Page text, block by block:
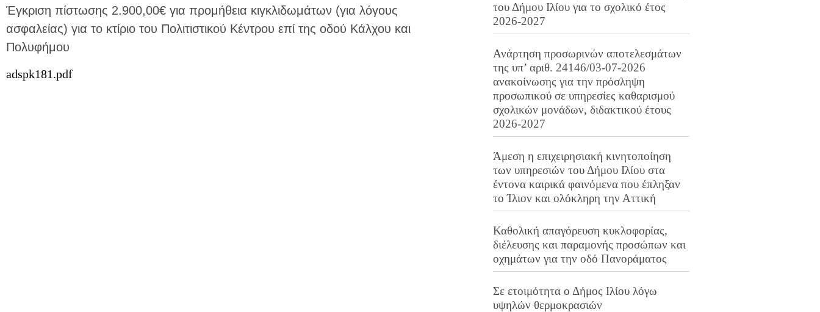
Έγκριση πίστωσης 2.900,00€ για προμήθεια κιγκλιδωμάτων (για λόγους
ασφαλείας) για το κτίριο του Πολιτιστικού Κέντρου επί της οδού Κάλχου και
Πολυφήμου
adspk181.pdf
του Δήμου Ιλίου για το σχολικό έτος
2026-2027
Ανάρτηση προσωρινών αποτελεσμάτων
της υπ’ αριθ. 24146/03-07-2026
ανακοίνωσης για την πρόσληψη
προσωπικού σε υπηρεσίες καθαρισμού
σχολικών μονάδων, διδακτικού έτους
2026-2027
Άμεση η επιχειρησιακή κινητοποίηση
των υπηρεσιών του Δήμου Ιλίου στα
έντονα καιρικά φαινόμενα που έπληξαν
το Ίλιον και ολόκληρη την Αττική
Καθολική απαγόρευση κυκλοφορίας,
διέλευσης και παραμονής προσώπων και
οχημάτων για την οδό Πανοράματος
Σε ετοιμότητα ο Δήμος Ιλίου λόγω
υψηλών θερμοκρασιών